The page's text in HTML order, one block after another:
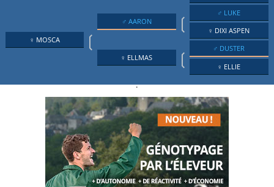
♀ MOSCA ❲
♂ AARON ❲
♂ LUKE
♀ DIXI ASPEN
♀ ELLMAS ❲
♂ DUSTER
♀ ELLIE
.